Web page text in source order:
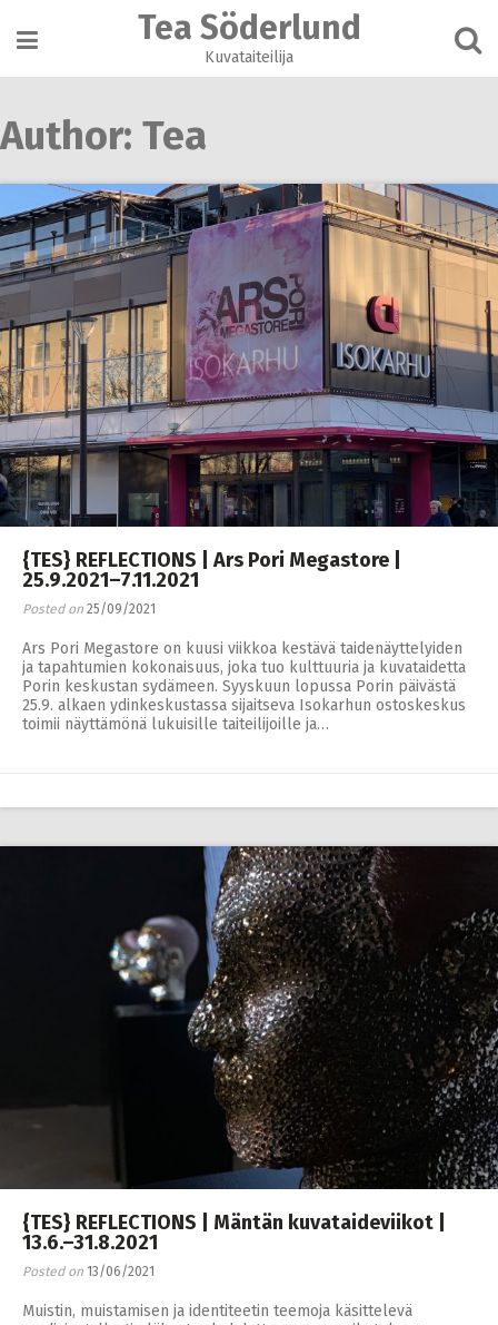
content
Tea Söderlund
Kuvataiteilija
Author: Tea
{TES} REFLECTIONS | Ars Pori Megastore |
25.9.2021–7.11.2021
Posted on 25/09/2021
Ars Pori Megastore on kuusi viikkoa kestävä taidenäyttelyiden
ja tapahtumien kokonaisuus, joka tuo kulttuuria ja kuvataidetta
Porin keskustan sydämeen. Syyskuun lopussa Porin päivästä
25.9. alkaen ydinkeskustassa sijaitseva Isokarhun ostoskeskus
toimii näyttämönä lukuisille taiteilijoille ja…
{TES} REFLECTIONS | Mäntän kuvataideviikot |
13.6.–31.8.2021
Posted on 13/06/2021
Muistin, muistamisen ja identiteetin teemoja käsittelevä